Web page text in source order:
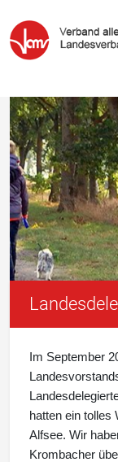
Im September
hatten ein tolles
Alfsee. Wir
Krombacher